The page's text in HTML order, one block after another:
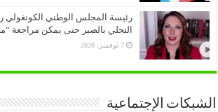
رئيسة المجلس الوطني الكونغولي
التحلي بالصبر حتى يمكن مراجعة
7 نوفمبر، 2020
الشبكات الإجتماعية